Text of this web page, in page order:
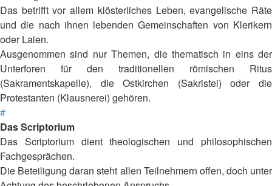
Das betrifft vor allem klösterliches Leben, evangelische Räte
und die nach ihnen lebenden Gemeinschaften von Klerikern
oder Laien.
Ausgenommen sind nur Themen, die thematisch in eins der
Unterforen für den traditionellen römischen Ritus
(Sakramentskapelle), die Ostkirchen (Sakristei) oder die
Protestanten (Klausnerei) gehören.
#
Das Scriptorium
Das Scriptorium dient theologischen und philosophischen
Fachgesprächen.
Die Beteiligung daran steht allen Teilnehmern offen, doch unter